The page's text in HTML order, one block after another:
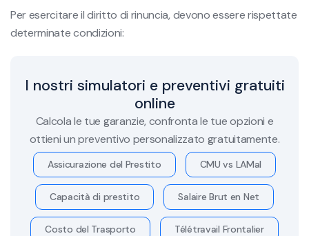
Per esercitare il diritto di rinuncia, devono essere rispettate
determinate condizioni:
I nostri simulatori e preventivi gratuiti
online
Calcola le tue garanzie, confronta le tue opzioni e
ottieni un preventivo personalizzato gratuitamente.
Assicurazione del Prestito CMU vs LAMal
Capacità di prestito Salaire Brut en Net
Costo del Trasporto Télétravail Frontalier